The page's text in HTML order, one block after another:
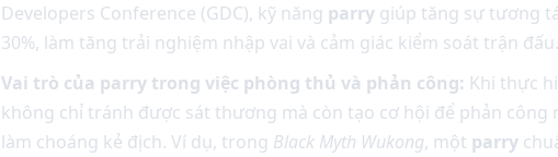
Developers Conference (GDC), kỹ năng parrygiúp tăng sự tương
30%, làm tăng trải nghiệm nhập vai và cảm giác kiểm soát trận đấu.
Vai trò của parry trong việc phòng thủ và phản công: Khi thực
không chỉ tránh được sát thương mà còn tạo cơ hội để phản công
làm choáng kẻ địch. Ví dụ, trong Black Myth Wukong, một parry